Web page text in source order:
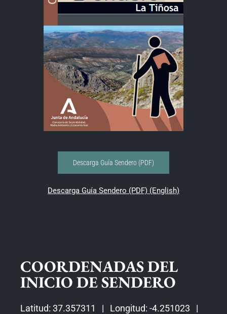
Descarga Guía Sendero (PDF)
Descarga Guía Sendero (PDF) (English)
COORDENADAS DEL
INICIO DE SENDERO
Latitud: 37.357311 | Longitud: -4.251023 |